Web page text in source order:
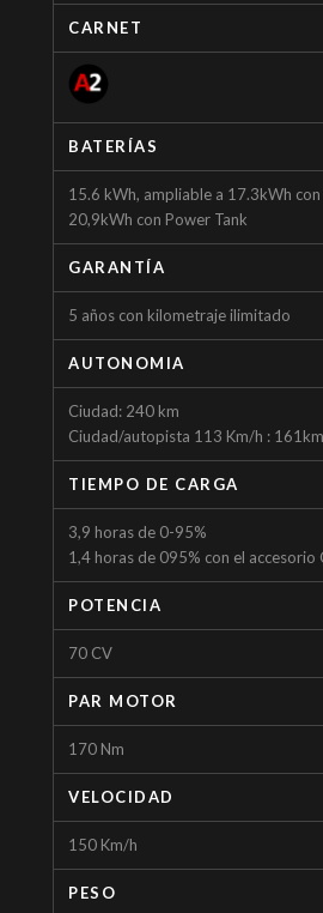
CARNET
BATERÍAS
15.6 kWh, ampliable a 17.3kWh
20,9kWh con Power Tank
GARANTÍA
5 años con kilometraje ilimitado
AUTONOMIA
Ciudad: 240 km
Ciudad/autopista 113 Km/h :
TIEMPO DE CARGA
3,9 horas de 0-95%
1,4 horas de 095% con el accesorio
POTENCIA
70 CV
PAR MOTOR
170 Nm
VELOCIDAD
150 Km/h
PESO